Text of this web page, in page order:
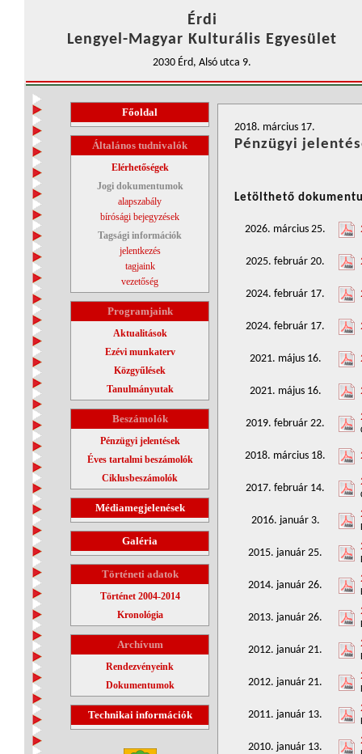
Érdi
Lengyel-Magyar Kulturális Egyesület
2030 Érd, Alsó utca 9.
Főoldal
Általános tudnivalók
Elérhetőségek
Jogi dokumentumok
alapszabály
bírósági bejegyzések
Tagsági információk
jelentkezés
tagjaink
vezetőség
Programjaink
Aktualitások
Ezévi munkaterv
Közgyűlések
Tanulmányutak
Beszámolók
Pénzügyi jelentések
Éves tartalmi beszámolók
Ciklusbeszámolók
Médiamegjelenések
Galéria
Történeti adatok
Történet 2004-2014
Kronológia
Archívum
Rendezvényeink
Dokumentumok
Technikai információk
2018. március 17.
Pénzügyi
Letölthető
2026. március 25.
2025. február 20.
2024. február 17.
2024. február 17.
2021. május 16.
2021. május 16.
2019. február 22.
2018. március 18.
2017. február 14.
2016. január 3.
2015. január 25.
2014. január 26.
2013. január 26.
2012. január 21.
2012. január 21.
2011. január 13.
2010. január 13.